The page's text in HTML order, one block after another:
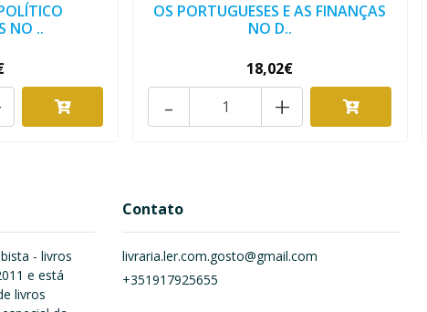
NO ..
OS PORTUGUESES E AS FINANÇAS
NO D..
18,02€
+
-
- livros
e está
livros
Contato
livraria.ler.com.gosto@gmail.com
+351917925655